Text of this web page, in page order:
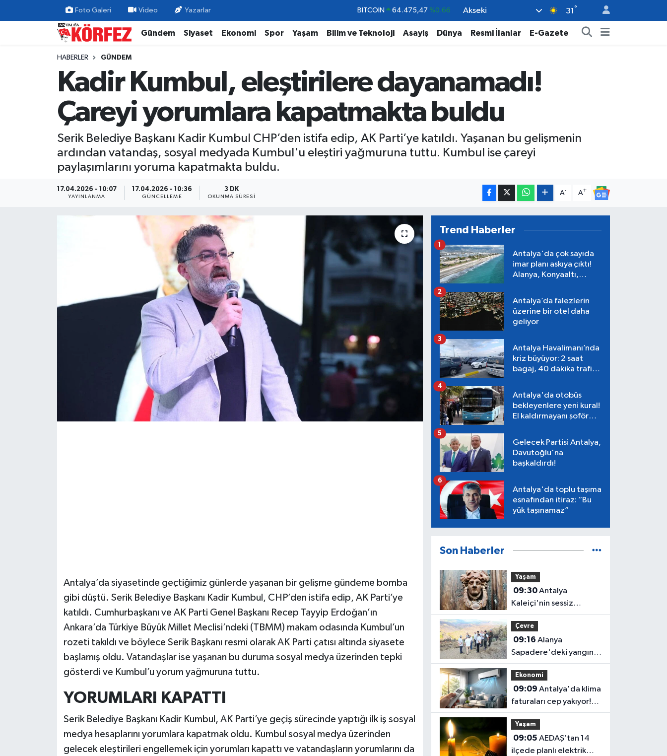
Foto Galeri Video Yazarlar DOLAR 47,5971 %0.05
EURO 55,1336 %0.18
BİST100 13.703 %0
64.475,47 %0.66
Akseki 31 °
Gündem Siyaset Ekonomi Spor Yaşam Bilim ve Teknoloji Asayiş Dünya Resmi İlanlar E-Gazete
HABERLER GÜNDEM
Kadir Kumbul, eleştirilere dayanamadı!
Çareyi yorumlara kapatmakta buldu
Serik Belediye Başkanı Kadir Kumbul CHP’den istifa edip, AK Parti’ye katıldı. Yaşanan bu gelişmenin
ardından vatandaş, sosyal medyada Kumbul'u eleştiri yağmuruna tuttu. Kumbul ise çareyi
paylaşımlarını yoruma kapatmakta buldu.
17.04.2026 - 10:07
YAYINLANMA
17.04.2026 - 10:36
GÜNCELLEME
3 DK
OKUNMA SÜRESI
A- A+
Antalya’da siyasetinde geçtiğimiz günlerde yaşanan bir gelişme gündeme bomba
gibi düştü. Serik Belediye Başkanı Kadir Kumbul, CHP’den istifa edip, AK Parti’ye
katıldı. Cumhurbaşkanı ve AK Parti Genel Başkanı Recep Tayyip Erdoğan’ın
Ankara’da Türkiye Büyük Millet Meclisi’ndeki (TBMM) makam odasında Kumbul’un
rozeti takıldı ve böylece Serik Başkanı resmi olarak AK Parti çatısı altında siyasete
başlamış oldu. Vatandaşlar ise yaşanan bu duruma sosyal medya üzerinden tepki
gösterdi ve Kumbul’u yorum yağmuruna tuttu.
YORUMLARI KAPATTI
Serik Belediye Başkanı Kadir Kumbul, AK Parti’ye geçiş sürecinde yaptığı ilk iş sosyal
medya hesaplarını yorumlara kapatmak oldu. Kumbul sosyal medya üzerinden
gelecek eleştirileri engellemek için yorumları kapattı ve vatandaşların yorumlarını da
Trend Haberler
Antalya'da çok sayıda
imar planı askıya çıktı!
Alanya, Konyaaltı,
1
Antalya’da falezlerin
üzerine bir otel daha
geliyor
2
Antalya Havalimanı’nda
kriz büyüyor: 2 saat
bagaj, 40 dakika trafik,
3
Antalya'da otobüs
bekleyenlere yeni kural!
El kaldırmayanı şoför
4
Gelecek Partisi Antalya,
Davutoğlu'na
başkaldırdı!
5
Antalya'da toplu taşıma
esnafından itiraz: “Bu
yük taşınamaz”
6
Son Haberler
Yaşam
09:30Antalya
Kaleiçi'nin sessiz
tanıkları: Yüzyıllardır
hikaye anlatan kapı
tokmakları
Çevre
09:16
Sapadere'deki yangın
sahasında
rehabilitasyon başladı!
Ekonomi
09:09
faturaları cep yakıyor!
Uzmandan altın
tavsiyeler
Yaşam
09:05
ilçede planlı elektrik
Gündem
Yerel Yönetim
Ekonomi
Nöbetçi Eczaneler
Trafik Durumu
Süper Lig Puan Durumu ve Fikstür
Tüm Manşetler
Son Dakika Haberleri
Haber Arşivi